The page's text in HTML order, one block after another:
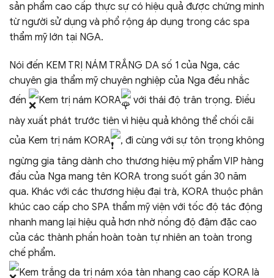
sản phẩm cao cấp thực sự có hiệu quả được chứng minh
từ người sử dụng và phổ rộng áp dụng trong các spa
thẩm mỹ lớn tại NGA.
Nói đến KEM TRỊ NÁM TRẮNG DA số 1 của Nga, các
chuyên gia thẩm mỹ chuyên nghiệp của Nga đều nhắc
đến
Kem trị nám KORA
với thái độ trân trọng. Điều
này xuất phát trước tiên vì hiệu quả không thể chối cãi
của Kem trị nám KORA
, đi cùng với sự tôn trọng không
ngừng gia tăng dành cho thương hiệu mỹ phẩm VIP hàng
đầu của Nga mang tên KORA trong suốt gần 30 năm
qua. Khác với các thương hiệu đại trà, KORA thuộc phân
khúc cao cấp cho SPA thẩm mỹ viện với tốc độ tác động
nhanh mang lại hiệu quả hơn nhờ nồng độ đậm đặc cao
của các thành phần hoàn toàn tự nhiên an toàn trong
chế phẩm.
Kem trắng da trị nám xóa tàn nhang cao cấp KORA là